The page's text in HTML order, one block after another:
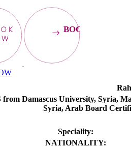
BOOKNOW
Damascus University, Syria,
Syria, Arab Board
Speciality:
NATIONALITY: